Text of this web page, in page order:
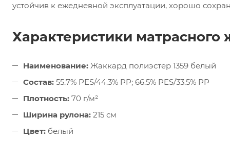
устойчив к ежедневной эксплуатации, хорошо
Характеристики матрасного
Наименование: Жаккард полиэстер 1359 белый
Состав: 55.7% PES/44.3% PP; 66.5% PES/33.5% PP
Плотность: 70 г/м²
Ширина рулона: 215 см
Цвет: белый